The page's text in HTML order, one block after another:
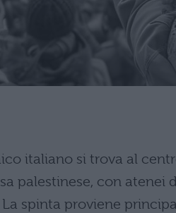
italiano si trova al
palestinese, con
La spinta proviene